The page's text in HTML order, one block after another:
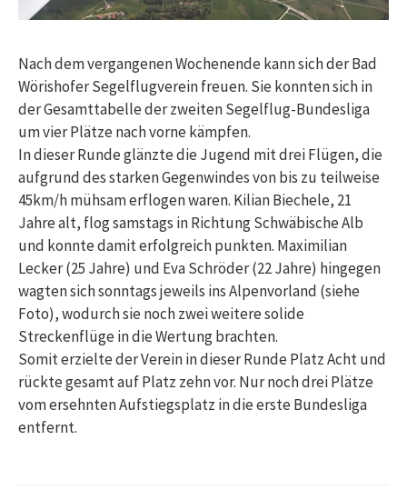
Nach dem vergangenen Wochenende kann sich der Bad
Wörishofer Segelflugverein freuen. Sie konnten sich in
der Gesamttabelle der zweiten Segelflug-Bundesliga
um vier Plätze nach vorne kämpfen.
In dieser Runde glänzte die Jugend mit drei Flügen, die
aufgrund des starken Gegenwindes von bis zu teilweise
45km/h mühsam erflogen waren. Kilian Biechele, 21
Jahre alt, flog samstags in Richtung Schwäbische Alb
und konnte damit erfolgreich punkten. Maximilian
Lecker (25 Jahre) und Eva Schröder (22 Jahre) hingegen
wagten sich sonntags jeweils ins Alpenvorland (siehe
Foto), wodurch sie noch zwei weitere solide
Streckenflüge in die Wertung brachten.
Somit erzielte der Verein in dieser Runde Platz Acht und
rückte gesamt auf Platz zehn vor. Nur noch drei Plätze
vom ersehnten Aufstiegsplatz in die erste Bundesliga
entfernt.